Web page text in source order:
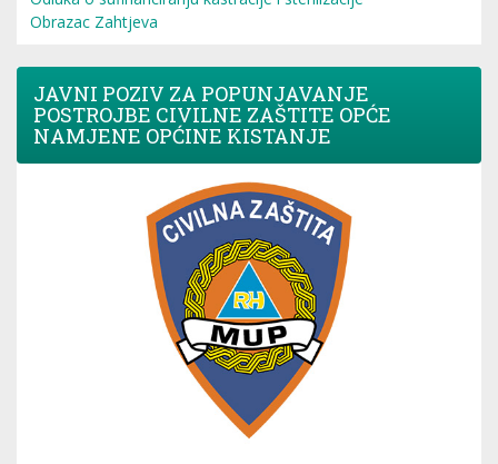
Obrazac Zahtjeva
JAVNI POZIV ZA POPUNJAVANJE
POSTROJBE CIVILNE ZAŠTITE OPĆE
NAMJENE OPĆINE KISTANJE